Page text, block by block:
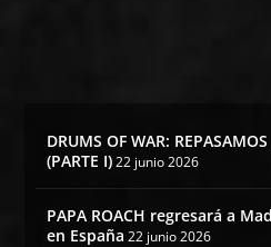
DRUMS OF WAR:
(PARTE I) 22 junio 2026
PAPA ROACH regresará a
en España 22 junio 2026